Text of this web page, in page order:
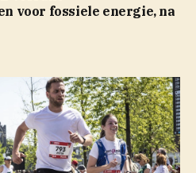
voor fossiele energie, na